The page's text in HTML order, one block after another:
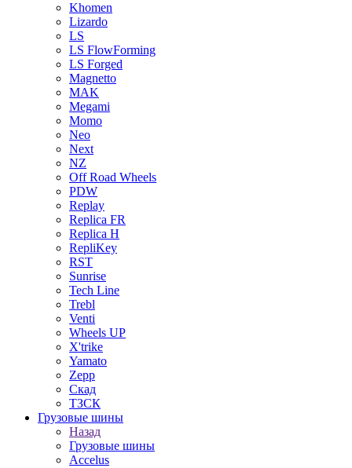
Khomen
Lizardo
LS
LS FlowForming
LS Forged
Magnetto
MAK
Megami
Momo
Neo
Next
NZ
Off Road Wheels
PDW
Replay
Replica FR
Replica H
RepliKey
RST
Sunrise
Tech Line
Trebl
Venti
Wheels UP
X'trike
Yamato
Zepp
Скад
ТЗСК
Грузовые шины
Назад
Грузовые шины
Accelus